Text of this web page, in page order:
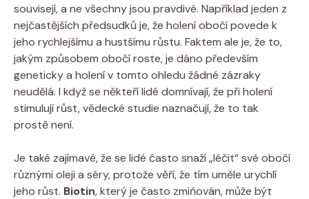
souvisejí, a ne všechny jsou pravdivé. Například jeden z
nejčastějších předsudků je, že holení obočí povede k
jeho rychlejšímu a hustšímu růstu. Faktem ale je, že to,
jakým způsobem obočí roste, je dáno především
geneticky a holení v tomto ohledu žádné zázraky
neudělá. I když se někteří lidé domnívají, že při holení
stimulují růst, vědecké studie naznačují, že to tak
prostě není.
Je také zajímavé, že se lidé často snaží „léčit“ své obočí
různými oleji a séry, protože věří, že tím uměle urychlí
jeho růst. Biotin, který je často zmiňován, může být